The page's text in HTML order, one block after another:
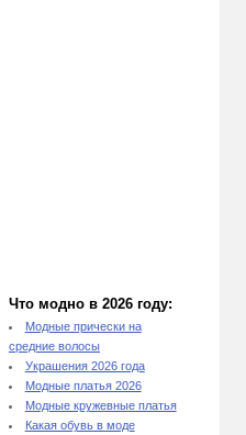
Что модно в 2026 году:
Модные прически на
средние волосы
Украшения 2026 года
Модные платья 2026
Модные кружевные платья
Какая обувь в моде